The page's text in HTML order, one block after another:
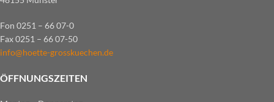
Fon 0251 – 66 07-0
Fax 0251 – 66 07-50
info@hoette-grosskuechen.de
ÖFFNUNGSZEITEN